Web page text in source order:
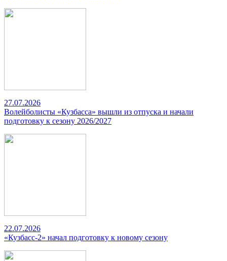
27.07.2026
Волейболисты «Кузбасса» вышли из отпуска и начали
подготовку к сезону 2026/2027
22.07.2026
«Кузбасс-2» начал подготовку к новому сезону